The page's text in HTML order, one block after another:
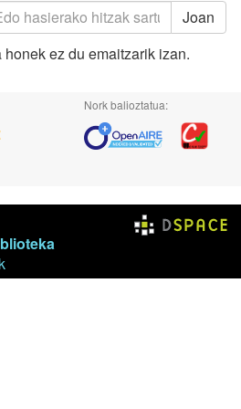
Joan
ez du emaitzarik izan.
Nork balioztatua: